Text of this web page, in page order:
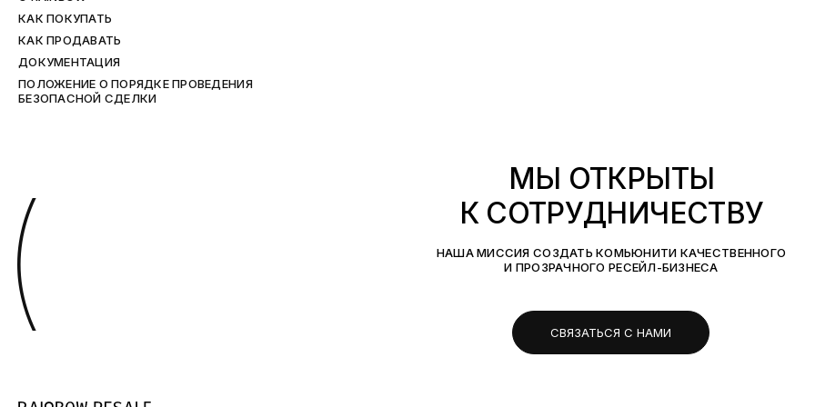
КАК ПОКУПАТЬ
КАК ПРОДАВАТЬ
ДОКУМЕНТАЦИЯ
ПОЛОЖЕНИЕ О ПОРЯДКЕ ПРОВЕДЕНИЯ
БЕЗОПАСНОЙ СДЕЛКИ
(
МЫ ОТКРЫТЫ
К СОТРУДНИЧЕСТВУ
НАША МИССИЯ СОЗДАТЬ КОМЬЮНИТИ КАЧЕСТВЕННОГО
И ПРОЗРАЧНОГО РЕСЕЙЛ-БИЗНЕСА
СВЯЗАТЬСЯ С НАМИ